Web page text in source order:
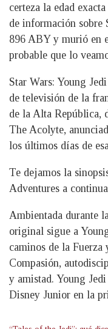
certeza la edad
de información sobre
896 ABY y murió en
probable que lo
Star Wars: Young
de televisión de la
de la Alta República,
The Acolyte,
los últimos días de
Te dejamos la
Adventures a
Ambientada durante
original sigue a
caminos de la Fuerza
Compasión,
y amistad. Young
Disney Junior en la